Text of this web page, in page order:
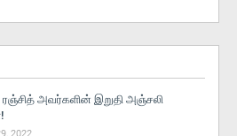
அவர்களின் இறுதி அஞ்சலி
2022